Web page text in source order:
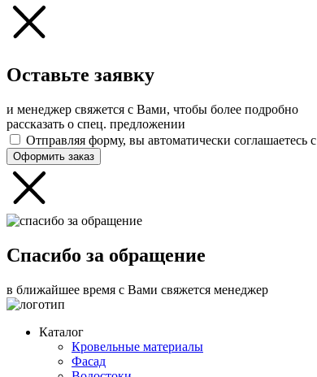
Оставьте заявку
и менеджер свяжется с Вами, чтобы более подробно
рассказать о спец. предложении
Отправляя форму, вы автоматически соглашаетесь с
Оформить заказ
Спасибо за обращение
в ближайшее время с Вами свяжется менеджер
Каталог
Кровельные материалы
Фасад